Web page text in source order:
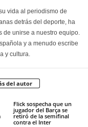
vida al periodismo de
detrás del deporte, ha
de unirse a nuestro equipo.
y a menudo escribe
y cultura.
del autor
Flick sospecha que un
jugador del Barça se
retiró de la semifinal
contra el Inter